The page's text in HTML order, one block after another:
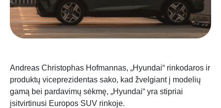
Andreas Christophas Hofmannas, „Hyundai“ rinkodaros ir
produktų viceprezidentas sako, kad žvelgiant į modelių
gamą bei pardavimų sėkmę, „Hyundai“ yra stipriai
įsitvirtinusi Europos SUV rinkoje.